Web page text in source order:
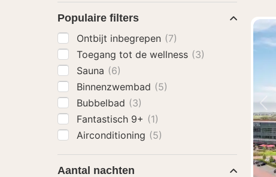
Populaire filters
Ontbijt inbegrepen (7)
Toegang tot de wellness (3)
Sauna (6)
Binnenzwembad (5)
Bubbelbad (3)
Fantastisch 9+ (1)
Airconditioning (5)
Aantal nachten